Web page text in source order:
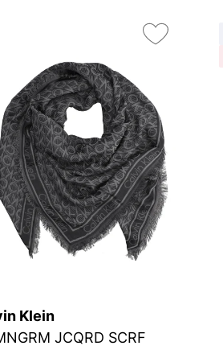
Klein
JCQRD SCRF